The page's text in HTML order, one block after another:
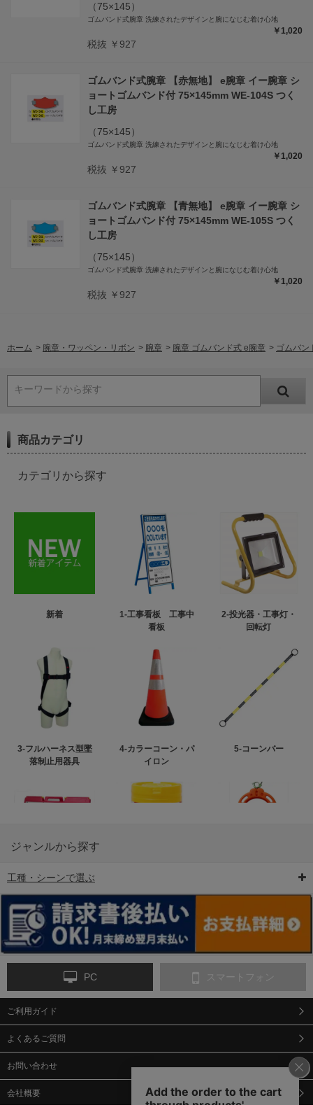
（75×145）
ゴムバンド式腕章 洗練されたデザインと腕になじむ着け心地
￥1,020
税抜 ￥927
ゴムバンド式腕章 【赤無地】 e腕章 イー腕章 シ
ョートゴムバンド付 75×145mm WE-104S つく
し工房
（75×145）
ゴムバンド式腕章 洗練されたデザインと腕になじむ着け心地
￥1,020
税抜 ￥927
ゴムバンド式腕章 【青無地】 e腕章 イー腕章 シ
ョートゴムバンド付 75×145mm WE-105S つく
し工房
（75×145）
ゴムバンド式腕章 洗練されたデザインと腕になじむ着け心地
￥1,020
税抜 ￥927
ホーム > 腕章・ワッペン・リボン > 腕章 > 腕章 ゴムバンド式 e腕章 > ゴムバン
キーワードから探す
商品カテゴリ
カテゴリから探す
新着
1-工事看板 工事中
看板
2-投光器・工事灯・
回転灯
3-フルハーネス型墜
落制止用器具
4-カラーコーン・パ
イロン
5-コーンバー
6-矢印板/LED矢印板
ンス
9-点字マット・タイ
ジャンルから探す
工種・シーンで選ぶ
PC スマートフォン
ご利用ガイド
よくあるご質問
お問い合わせ
会社概要